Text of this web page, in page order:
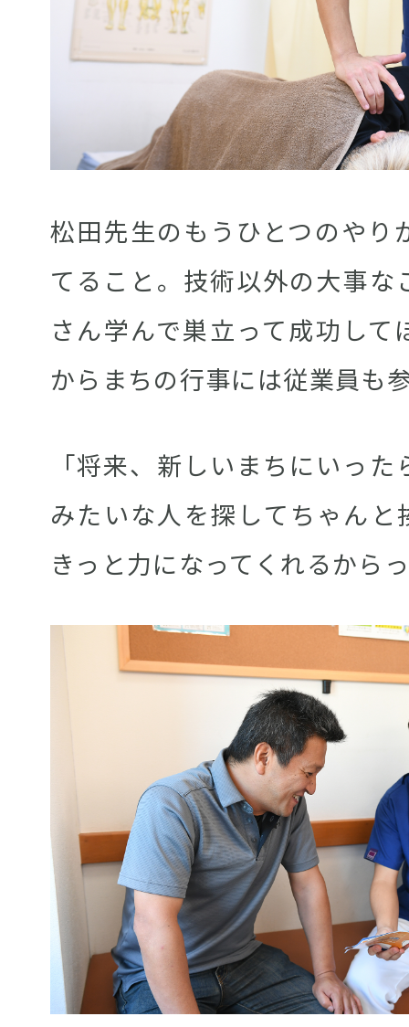
松田先生のもうひとつのやり
てること。技術以外の大事な
さん学んで巣立って成功し
からまちの行事には従業員も
「将来、新しいまちにいっ
みたいな人を探してちゃんと
きっと力になってくれるから